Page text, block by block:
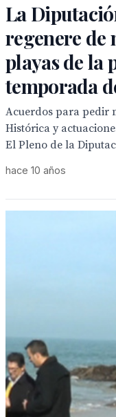
La
regenere de
playas de la
temporada
Acuerdos para pedir
Histórica y
El Pleno de la
hace 10 años